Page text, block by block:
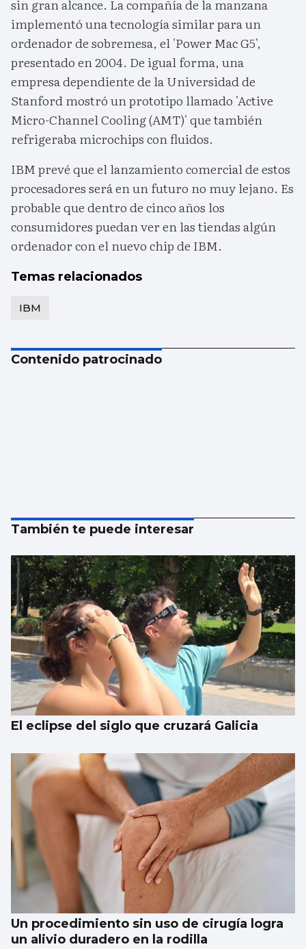
sin gran alcance. La compañía de la manzana
implementó una tecnología similar para un
ordenador de sobremesa, el 'Power Mac G5',
presentado en 2004. De igual forma, una
empresa dependiente de la Universidad de
Stanford mostró un prototipo llamado 'Active
Micro-Channel Cooling (AMT)' que también
refrigeraba microchips con fluidos.
IBM prevé que el lanzamiento comercial de estos
procesadores será en un futuro no muy lejano. Es
probable que dentro de cinco años los
consumidores puedan ver en las tiendas algún
ordenador con el nuevo chip de IBM.
Temas relacionados
IBM
Contenido patrocinado
También te puede interesar
El eclipse del siglo que cruzará Galicia
Un procedimiento sin uso de cirugía logra
un alivio duradero en la rodilla